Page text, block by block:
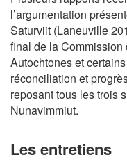
l’argumentation
Saturviit (Laneuville
final de la Commission
Autochtones et
réconciliation et
reposant tous les trois
Nunavimmiut.
Les entretiens